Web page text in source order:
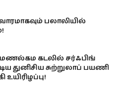
பலாலியில்
கடலில் சர்ஃபிங்
துனிசிய சுற்றுலாப் பயணி
உயிரிழப்பு!